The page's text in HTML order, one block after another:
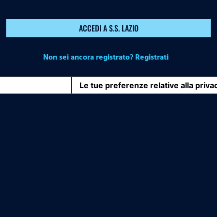
ACCEDI A S.S. LAZIO
Non sei ancora registrato? Registrati
Le tue preferenze relative alla